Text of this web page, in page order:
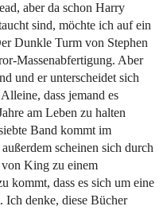
aber da schon Harry
sind, möchte ich auf ein
Dunkle Turm von Stephen
Massenabfertigung. Aber
und er unterscheidet sich
dass jemand es
am Leben zu halten
Band kommt im
scheinen sich durch
von King zu einem
kommt, dass es sich um eine
Ich denke, diese Bücher